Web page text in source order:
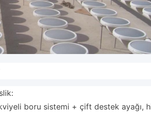
boru sistemi + çift destek